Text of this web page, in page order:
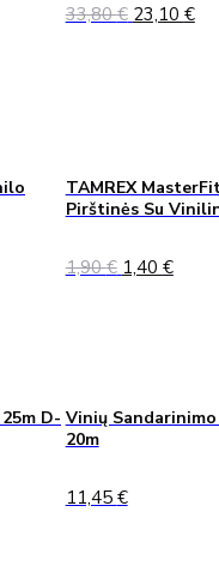
33,80€ Original
23,10 €
TAMREX
Pirštinės Su
1,90€ Original
1,40 €
D- Vinių Sandarinimo
20m
11,45 €